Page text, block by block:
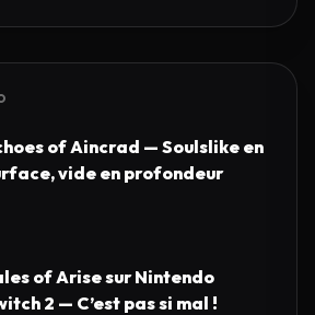
of Aincrad — Soulslike en
vide en profondeur
of Arise sur Nintendo
2 — C’est pas si mal !